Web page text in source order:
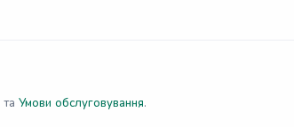
та Умови обслуговування.